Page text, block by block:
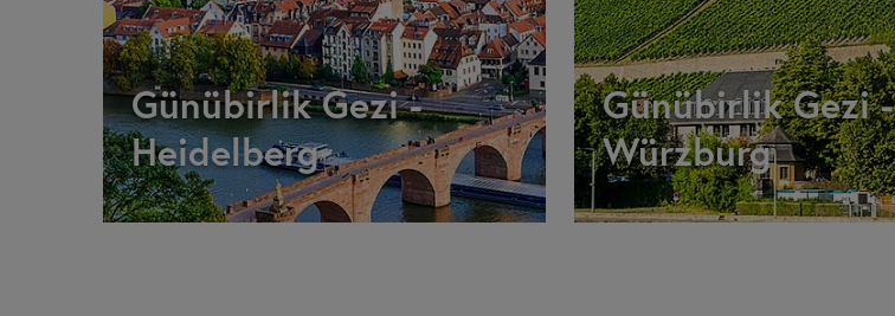
Günübirlik Gezi -
Heidelberg
Günübirlik Gezi -
Würzburg